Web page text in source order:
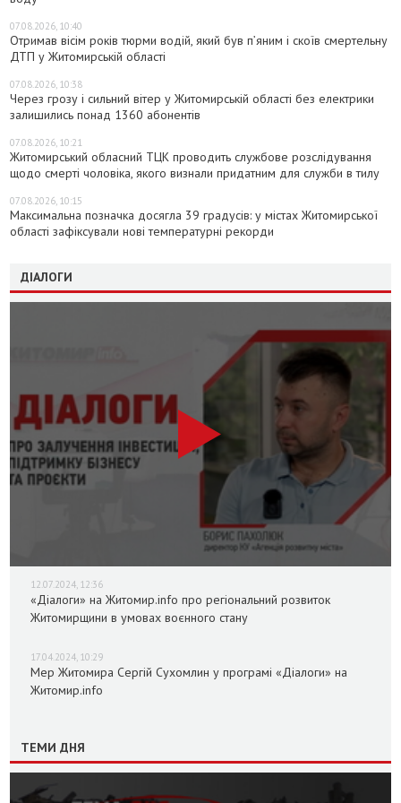
07.08.2026, 10:40
Отримав вісім років тюрми водій, який був п’яним і скоїв смертельну
ДТП у Житомирській області
07.08.2026, 10:38
Через грозу і сильний вітер у Житомирській області без електрики
залишились понад 1360 абонентів
07.08.2026, 10:21
Житомирський обласний ТЦК проводить службове розслідування
щодо смерті чоловіка, якого визнали придатним для служби в тилу
07.08.2026, 10:15
Максимальна позначка досягла 39 градусів: у містах Житомирської
області зафіксували нові температурні рекорди
ДІАЛОГИ
12.07.2024, 12:36
«Діалоги» на Житомир.info про регіональний розвиток
Житомирщини в умовах воєнного стану
17.04.2024, 10:29
Мер Житомира Сергій Сухомлин у програмі «Діалоги» на
Житомир.info
ТЕМИ ДНЯ